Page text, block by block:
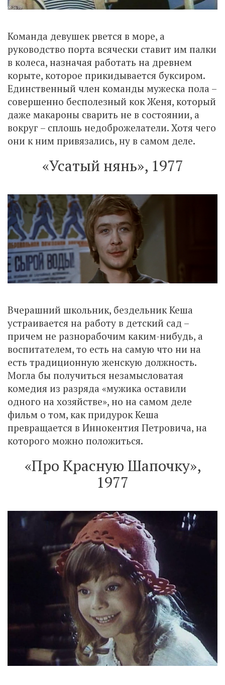
Команда девушек рвется в море, а
руководство порта всячески ставит им палки
в колеса, назначая работать на древнем
корыте, которое прикидывается буксиром.
Единственный член команды мужеска пола –
совершенно бесполезный кок Женя, который
даже макароны сварить не в состоянии, а
вокруг – сплошь недоброжелатели. Хотя чего
они к ним привязались, ну в самом деле.
«Усатый нянь», 1977
Вчерашний школьник, бездельник Кеша
устраивается на работу в детский сад –
причем не разнорабочим каким-нибудь, а
воспитателем, то есть на самую что ни на
есть традиционную женскую должность.
Могла бы получиться незамысловатая
комедия из разряда «мужика оставили
одного на хозяйстве», но на самом деле
фильм о том, как придурок Кеша
превращается в Иннокентия Петровича, на
которого можно положиться.
«Про Красную Шапочку»,
1977